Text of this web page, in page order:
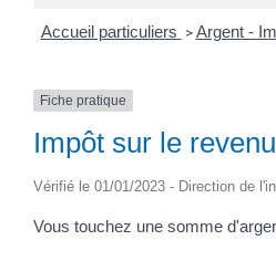
Accueil particuliers > Argent -
Fiche pratique
Impôt sur le
Vérifié le 01/01/2023 - Direction de
Vous touchez une somme